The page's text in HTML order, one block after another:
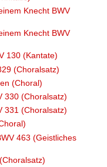
Knecht BWV
Knecht BWV
130 (Kantate)
(Choralsatz)
(Choral)
330 (Choralsatz)
331 (Choralsatz)
463 (Geistliches